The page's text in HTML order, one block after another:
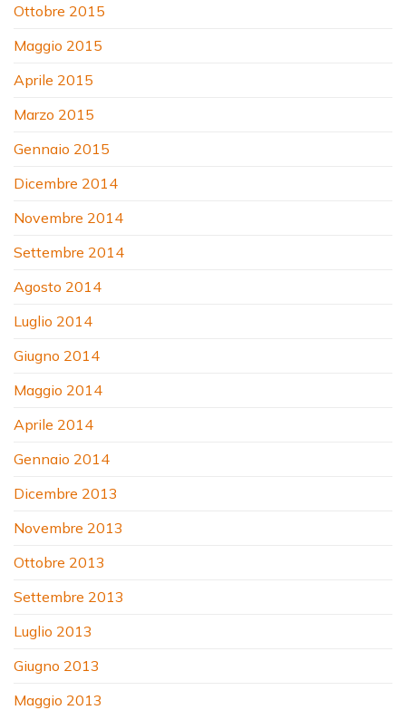
Ottobre 2015
Maggio 2015
Aprile 2015
Marzo 2015
Gennaio 2015
Dicembre 2014
Novembre 2014
Settembre 2014
Agosto 2014
Luglio 2014
Giugno 2014
Maggio 2014
Aprile 2014
Gennaio 2014
Dicembre 2013
Novembre 2013
Ottobre 2013
Settembre 2013
Luglio 2013
Giugno 2013
Maggio 2013